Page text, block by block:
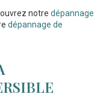
notre dépannage
dépannage de